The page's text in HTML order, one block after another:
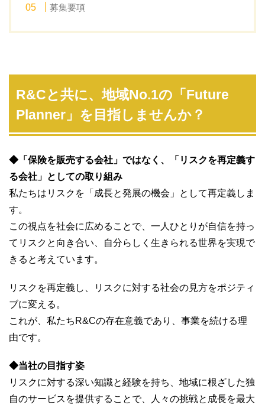
募集要項
R&Cと共に、地域No.1の「Future
Planner」を目指しませんか？
◆「保険を販売する会社」ではなく、「リスクを再定義す
る会社」としての取り組み
私たちはリスクを「成長と発展の機会」として再定義しま
す。
この視点を社会に広めることで、一人ひとりが自信を持っ
てリスクと向き合い、自分らしく生きられる世界を実現で
きると考えています。
リスクを再定義し、リスクに対する社会の見方をポジティ
ブに変える。
これが、私たちR&Cの存在意義であり、事業を続ける理
由です。
◆当社の目指す姿
リスクに対する深い知識と経験を持ち、地域に根ざした独
自のサービスを提供することで、人々の挑戦と成長を最大